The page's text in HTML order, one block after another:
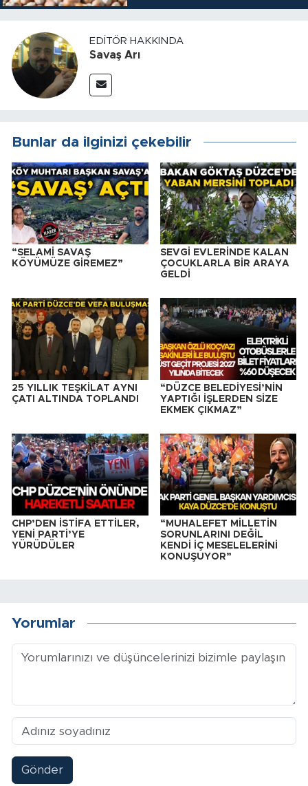
EDITÖR HAKKINDA
Savaş Arı
Bunlar da ilginizi çekebilir
“SELAMİ SAVAŞ
KÖYÜMÜZE GİREMEZ”
SEVGİ EVLERİNDE KALAN
ÇOCUKLARLA BİR ARAYA
GELDİ
25 YILLIK TEŞKİLAT AYNI
ÇATI ALTINDA TOPLANDI
“DÜZCE BELEDİYESİ’NİN
YAPTIĞI İŞLERDEN SİZE
EKMEK ÇIKMAZ”
CHP’DEN İSTİFA ETTİLER,
YENİ PARTİ’YE
YÜRÜDÜLER
“MUHALEFET MİLLETİN
SORUNLARINI DEĞİL
KENDİ İÇ MESELELERİNİ
KONUŞUYOR”
Yorumlar
Gönder